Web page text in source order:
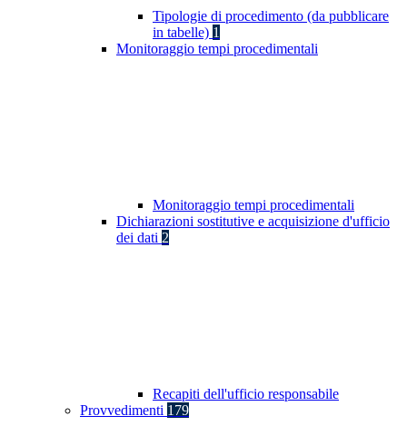
Tipologie di procedimento (da pubblicare
in tabelle) 1
Monitoraggio tempi procedimentali
Monitoraggio tempi procedimentali
Dichiarazioni sostitutive e acquisizione d'ufficio
dei dati 2
Recapiti dell'ufficio responsabile
Provvedimenti 179